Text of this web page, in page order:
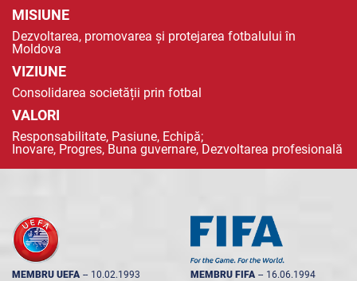
MISIUNE
Dezvoltarea, promovarea și protejarea fotbalului în
Moldova
VIZIUNE
Consolidarea societății prin fotbal
VALORI
Responsabilitate, Pasiune, Echipă;
Inovare, Progres, Buna guvernare, Dezvoltarea profesională
MEMBRU UEFA -- 10.02.1993 MEMBRU FIFA -- 16.06.1994